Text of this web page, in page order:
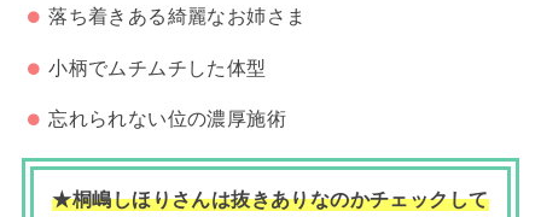
落ち着きある綺麗なお姉さま
小柄でムチムチした体型
忘れられない位の濃厚施術
★桐嶋しほりさんは抜きありなのかチェックして